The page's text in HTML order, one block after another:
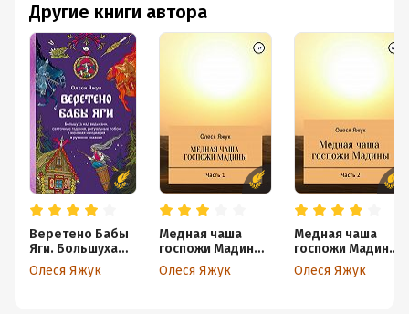
Другие книги автора
Веретено Бабы
Яги. Большуха
над ведьмами,
святочные
Олеся Яжук
Медная чаша
госпожи Мадины.
Часть 1
Олеся Яжук
Медная чаша
госпожи Мадины.
Часть 2
Олеся Яжук